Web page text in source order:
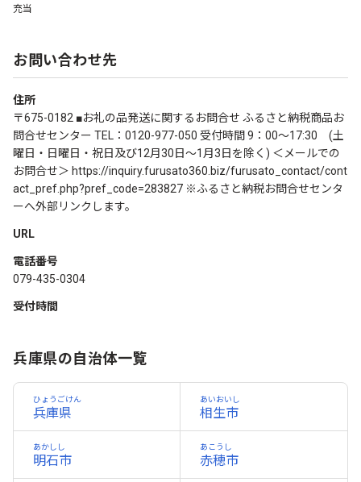
充当
お問い合わせ先
住所
〒675-0182 ■お礼の品発送に関するお問合せ ふるさと納税商品お
問合せセンター TEL：0120-977-050 受付時間 9：00～17:30 (土
曜日・日曜日・祝日及び12月30日～1月3日を除く) ＜メールでの
お問合せ＞ https://inquiry.furusato360.biz/furusato_contact/cont
act_pref.php?pref_code=283827 ※ふるさと納税お問合せセンタ
ーへ外部リンクします。
URL
電話番号
079-435-0304
受付時間
兵庫県の自治体一覧
兵庫県
ひょうごけん
相生市
あいおいし
明石市
あかしし
赤穂市
あこうし